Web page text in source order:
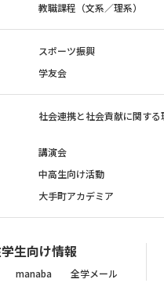
教職課程（文系／理系）
スポーツ振興
学友会
社会連携と社会貢献に関する
講演会
中高生向け活動
大手町アカデミア
生向け情報
manaba 全学メール